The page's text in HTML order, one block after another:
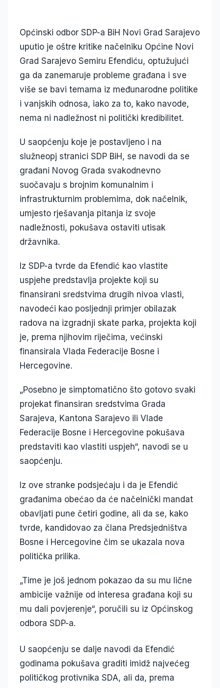
Općinski odbor SDP-a BiH Novi Grad Sarajevo
uputio je oštre kritike načelniku Općine Novi
Grad Sarajevo Semiru Efendiću, optužujući
ga da zanemaruje probleme građana i sve
više se bavi temama iz međunarodne politike
i vanjskih odnosa, iako za to, kako navode,
nema ni nadležnost ni politički kredibilitet.
U saopćenju koje je postavljeno i na
služneopj stranici SDP BiH, se navodi da se
građani Novog Grada svakodnevno
suočavaju s brojnim komunalnim i
infrastrukturnim problemima, dok načelnik,
umjesto rješavanja pitanja iz svoje
nadležnosti, pokušava ostaviti utisak
državnika.
Iz SDP-a tvrde da Efendić kao vlastite
uspjehe predstavlja projekte koji su
finansirani sredstvima drugih nivoa vlasti,
navodeći kao posljednji primjer obilazak
radova na izgradnji skate parka, projekta koji
je, prema njihovim riječima, većinski
finansirala Vlada Federacije Bosne i
Hercegovine.
„Posebno je simptomatično što gotovo svaki
projekat finansiran sredstvima Grada
Sarajeva, Kantona Sarajevo ili Vlade
Federacije Bosne i Hercegovine pokušava
predstaviti kao vlastiti uspjeh“, navodi se u
saopćenju.
Iz ove stranke podsjećaju i da je Efendić
građanima obećao da će načelnički mandat
obavljati pune četiri godine, ali da se, kako
tvrde, kandidovao za člana Predsjedništva
Bosne i Hercegovine čim se ukazala nova
politička prilika.
„Time je još jednom pokazao da su mu lične
ambicije važnije od interesa građana koji su
mu dali povjerenje“, poručili su iz Općinskog
odbora SDP-a.
U saopćenju se dalje navodi da Efendić
godinama pokušava graditi imidž najvećeg
političkog protivnika SDA, ali da, prema